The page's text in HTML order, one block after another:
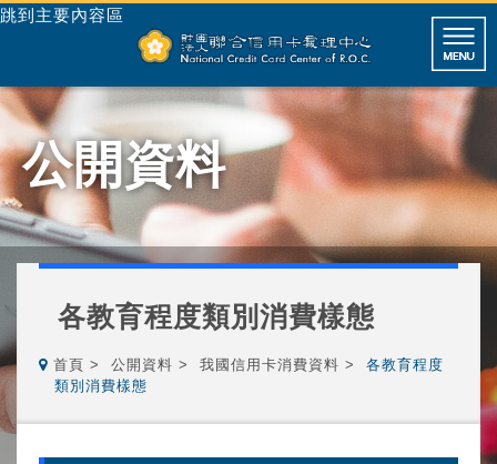
跳到主要內容區
公開資料
各教育程度類別消費樣態
首頁 公開資料 我國信用卡消費資料
各教育程度
類別消費樣態